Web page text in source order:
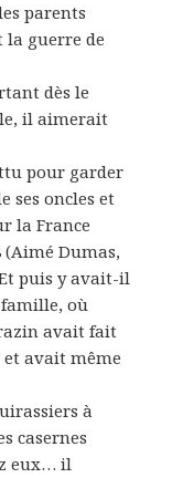
parents
la guerre de
dès le
il aimerait
pour garder
ses oncles et
la France
(Aimé Dumas,
puis y avait-il
où
avait fait
et avait même
à
casernes
eux… il